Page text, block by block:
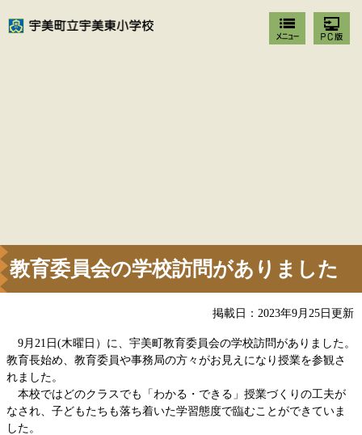
教育委員会の学校訪問がありました
掲載日：2023年9月25日更新
9月21日(木曜日）に、宇美町教育委員会の学校訪問がありました。
教育長始め、教育委員や事務局の方々がお見えになり授業を参観さ
れました。
本校ではどのクラスでも「わかる・できる」授業づくりの工夫が
なされ、子どもたちも落ち着いた学習態度で臨むことができていま
した。